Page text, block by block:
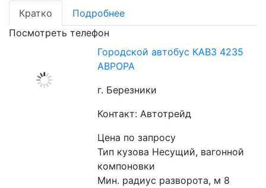
Кратко
Подробнее
Посмотреть телефон
Городской автобус КАВЗ 4235
АВРОРА
г. Березники
Контакт: Автотрейд
Цена по запросу
Тип кузова Несущий, вагонной
компоновки
Мин. радиус разворота, м 8